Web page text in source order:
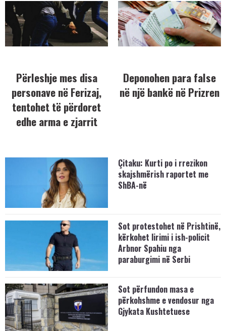
Përleshje mes disa
personave në Ferizaj,
tentohet të përdoret
edhe arma e zjarrit
Deponohen para false
në një bankë në Prizren
Çitaku: Kurti po i rrezikon
skajshmërish raportet me
ShBA-në
Sot protestohet në Prishtinë,
kërkohet lirimi i ish-policit
Arbnor Spahiu nga
paraburgimi në Serbi
Sot përfundon masa e
përkohshme e vendosur nga
Gjykata Kushtetuese